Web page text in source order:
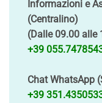
Informazioni e
(Centralino)
(Dalle 09.00 alle
+39
Chat WhatsApp
+39